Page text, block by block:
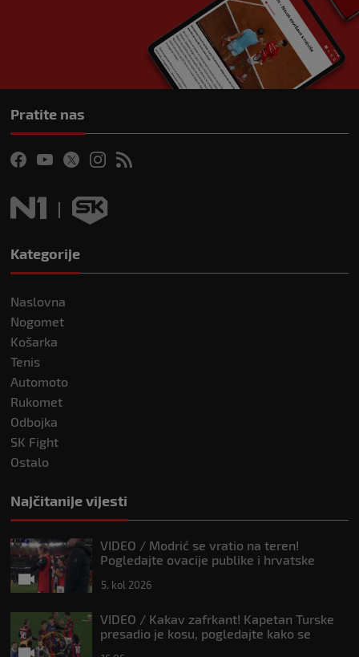
Pratite nas
Kategorije
Naslovna
Nogomet
Košarka
Tenis
Automoto
Rukomet
Odbojka
SK Fight
Ostalo
Najčitanije vijesti
VIDEO / Modrić se vratio na teren!
Pogledajte ovacije publike i hrvatske
5. kol 2026
VIDEO / Kakav zafrkant! Kapetan Turske
presadio je kosu, pogledajte kako se